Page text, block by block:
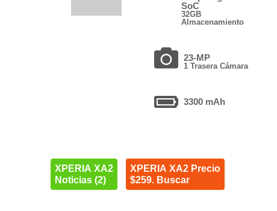
SoC
32GB
Almacenamiento
23-MP
1 Trasera Cámara
3300 mAh
XPERIA XA2
Noticias (2)
XPERIA XA2 Precio
$259. Buscar